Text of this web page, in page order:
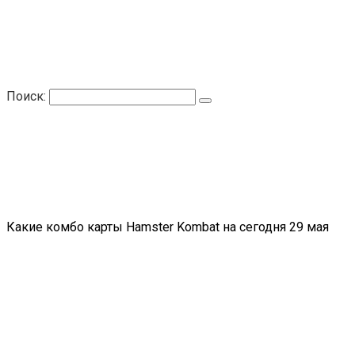
Поиск:
Какие комбо карты Hamster Kombat на сегодня 29 мая